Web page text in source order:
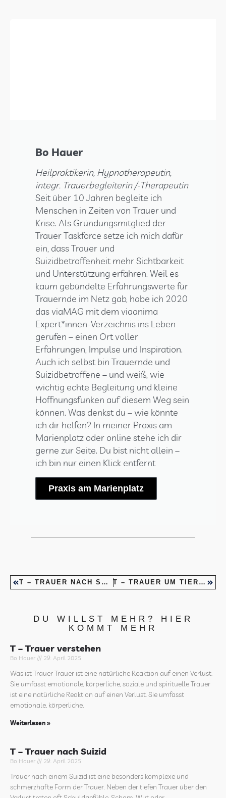
Bo Hauer
Heilpraktikerin, Hypnotherapeutin,
integr. Trauerbegleiterin /-Therapeutin
Seit über 10 Jahren begleite ich
Menschen in Zeiten von Trauer und
Krise. Als Gründungsmitglied der
Trauer Taskforce setze ich mich dafür
ein, dass Trauer und
Suizidbetroffenheit mehr Sichtbarkeit
und Unterstützung erfahren. Weil es
kaum gebündelte Erfahrungswerte für
Trauernde im Netz gab, habe ich 2020
das viaMAG mit dem viaanima
Expert*innen-Verzeichnis ins Leben
gerufen – einen Ort voller
Erfahrungen, Impulse und Inspiration.
Auch ich selbst bin Trauernde und
Suizidbetroffene – und weiß, wie
wichtig echte Begleitung und kleine
Hoffnungsfunken auf diesem Weg sein
können. Was denkst du – wie könnte
ich dir helfen? In meiner Praxis am
Marienplatz oder online stehe ich dir
gerne zur Seite. Du bist nicht allein –
ich bin nur einen Klick entfernt
Praxis am Marienplatz
T – TRAUER NACH SUIZID T – TRAUER UM TIERE VERSTEHEN
DU WILLST MEHR? HIER
KOMMT MEHR
T – Trauer verstehen
Bo Hauer 29. April 2025
Was ist Trauer Trauer ist eine natürliche Reaktion auf einen Verlust.
Sie umfasst emotionale, körperliche, soziale und spirituelle Trauer
ist eine natürliche Reaktion auf einen Verlust. Sie umfasst
emotionale, körperliche,
Weiterlesen »
T – Trauer nach Suizid
Bo Hauer 29. April 2025
Trauer nach einem Suizid ist eine besonders komplexe und
schmerzhafte Form der Trauer. Neben der tiefen Trauer über den